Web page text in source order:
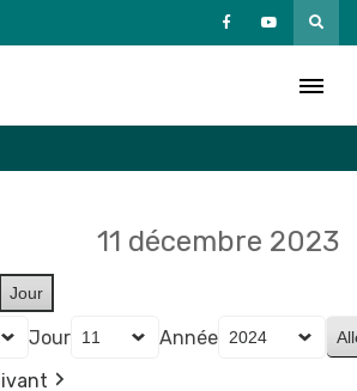
11 décembre 2023
Jour
Jour
Année